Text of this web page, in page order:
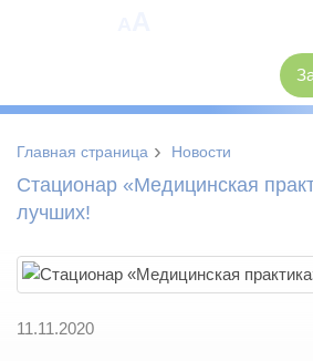
Главная страница › Новости
Стационар «Медицинская
лучших!
11.11.2020